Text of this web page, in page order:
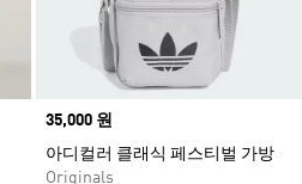
Price
35,000 원
아디컬러 클래식 페스티벌 가방
Originals